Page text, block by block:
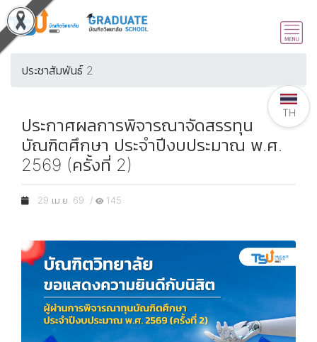
ประชาสัมพันธ์ 2
ประกาศผลการพิจารณาจัดสรรทุน
บัณฑิตศึกษา ประจำปีงบประมาณ พ.ศ.
2569 (ครั้งที่ 2)
29 เม.ย. 69 / 145
TH